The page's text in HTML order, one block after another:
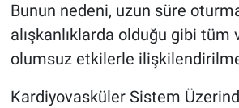
Bunun nedeni, uzun süre
alışkanlıklarda olduğu gibi tüm
olumsuz etkilerle
Kardiyovasküler Sistem